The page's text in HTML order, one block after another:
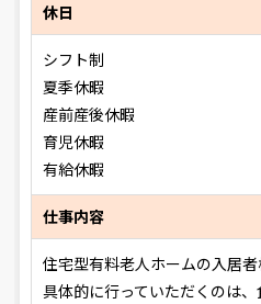
休日
シフト制
夏季休暇
産前産後休暇
育児休暇
有給休暇
仕事内容
住宅型有料老人ホームの入居者
具体的に行っていただくのは